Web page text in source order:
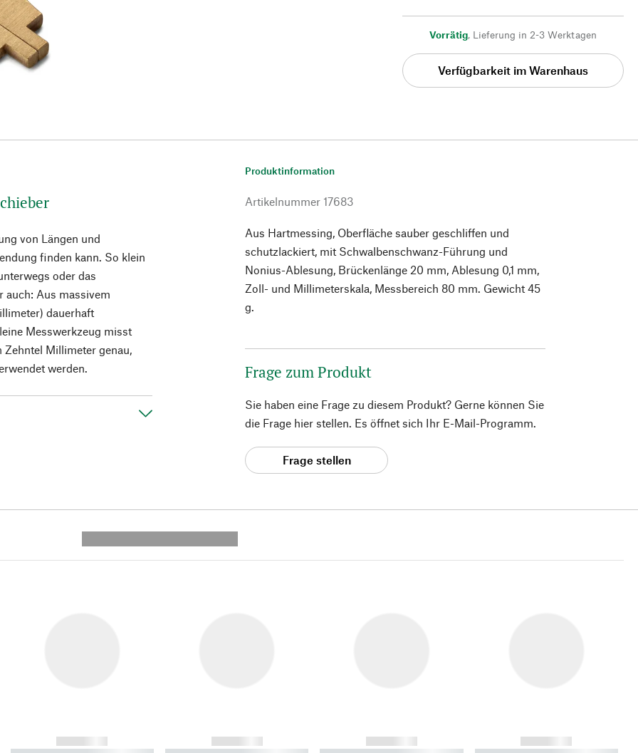
Vorrätig, Lieferung in 2-3 Werktagen
Verfügbarkeit im Warenhaus
von Längen und
finden kann. So klein
oder das
auch: Aus massivem
dauerhaft
Messwerkzeug misst
Zehntel Millimeter genau,
werden.
Produktinformation
Artikelnummer 17683
Aus Hartmessing, Oberfläche sauber geschliffen und
schutzlackiert, mit Schwalbenschwanz-Führung und
Nonius-Ablesung, Brückenlänge 20 mm, Ablesung 0,1 mm,
Zoll- und Millimeterskala, Messbereich 80 mm. Gewicht 45
g.
Frage zum Produkt
Sie haben eine Frage zu diesem Produkt? Gerne können Sie
die Frage hier stellen. Es öffnet sich Ihr E-Mail-Programm.
Frage stellen
------------
------------
------------
------------